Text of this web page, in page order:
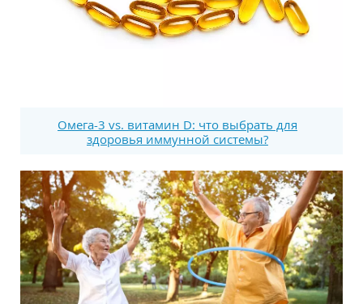
Омега-3 vs. витамин D: что выбрать для
здоровья иммунной системы?